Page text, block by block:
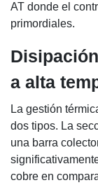
AT donde el
primordiales.
a alta
La gestión
dos tipos. La
una barra
cobre en